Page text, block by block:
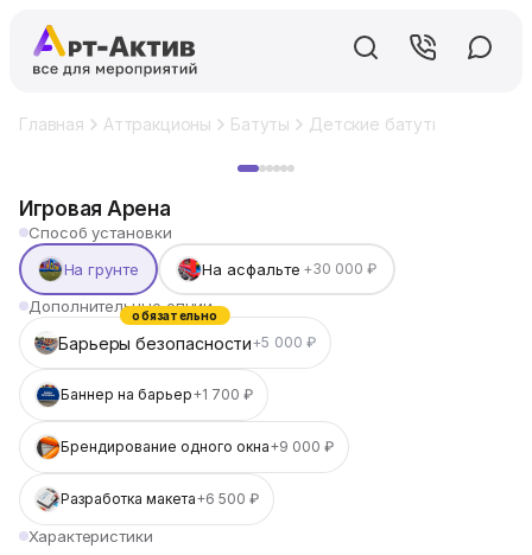
Главная Аттракционы Батуты Детские батуты
Игровая Арена
Способ установки
На грунте
На асфальте +30 000 ₽
Дополнительные опции
Барьеры безопасности+5 000 ₽
обязательно
Баннер на барьер+1 700 ₽
Брендирование одного окна+9 000 ₽
Разработка макета+6 500 ₽
Характеристики